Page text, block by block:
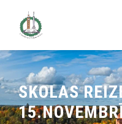
content
SKOLAS